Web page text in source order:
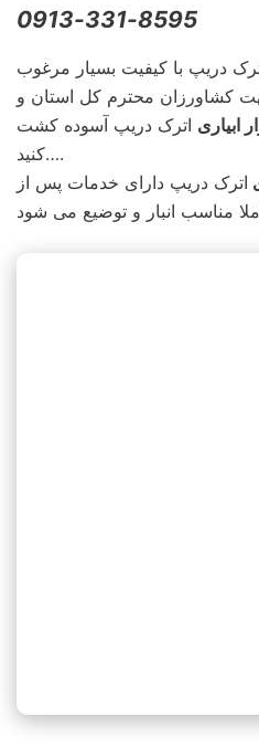
8595-331-0913
دریپ با کیفیت بسیار مرغوب
کشاورزان محترم کل استان و
ابیاری اترک دریپ آسوده کشت
کنید….
اترک دریپ دارای خدمات پس از